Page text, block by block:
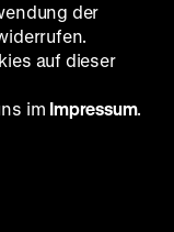
mit
Retrospektive
Der 944
Jahren in Wien
Heimat
der
auf dieser
im Impressum.